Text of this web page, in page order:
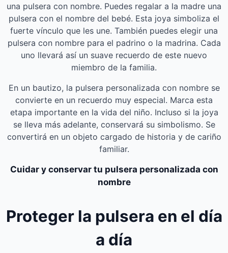
una pulsera con nombre. Puedes regalar a la madre una
pulsera con el nombre del bebé. Esta joya simboliza el
fuerte vínculo que les une. También puedes elegir una
pulsera con nombre para el padrino o la madrina. Cada
uno llevará así un suave recuerdo de este nuevo
miembro de la familia.
En un bautizo, la pulsera personalizada con nombre se
convierte en un recuerdo muy especial. Marca esta
etapa importante en la vida del niño. Incluso si la joya
se lleva más adelante, conservará su simbolismo. Se
convertirá en un objeto cargado de historia y de cariño
familiar.
Cuidar y conservar tu pulsera personalizada con
nombre
Proteger la pulsera en el día
a día